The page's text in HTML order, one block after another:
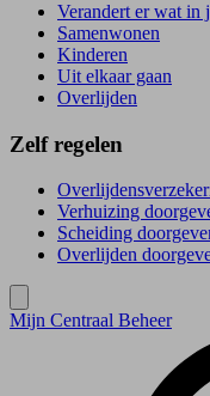
Verandert er wat in
Samenwonen
Kinderen
Uit elkaar gaan
Overlijden
Zelf regelen
Verhuizing
Scheiding
Overlijden
Mijn Centraal Beheer